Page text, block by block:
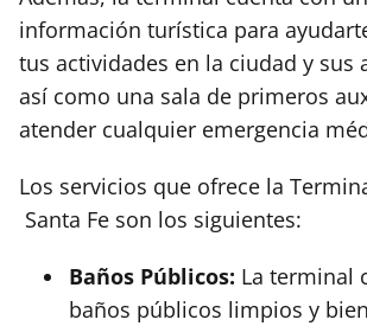
información turística para
tus actividades en la ciudad y sus
así como una sala de primeros
atender cualquier emergencia
Los servicios que ofrece la
Santa Fe son los siguientes:
Baños Públicos: La terminal
baños públicos limpios y